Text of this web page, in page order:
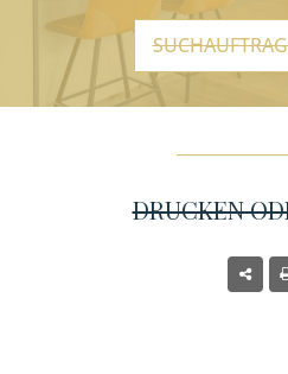
DRUCKEN